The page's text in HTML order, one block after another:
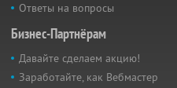
Ответы на вопросы
Бизнес-Партнёрам
Давайте сделаем акцию!
Заработайте, как Вебмастер